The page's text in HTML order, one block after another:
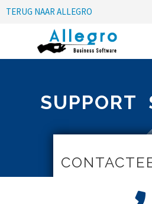
TERUG NAAR ALLEGRO
SUPPORT